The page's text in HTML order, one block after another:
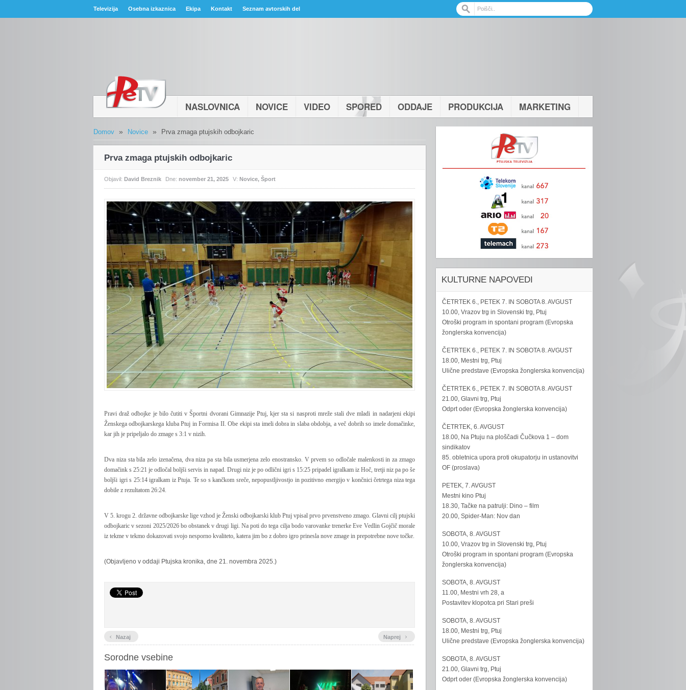
Televizija Osebna izkaznica Ekipa Kontakt Seznam avtorskih del
NASLOVNICA NOVICE VIDEO SPORED ODDAJE PRODUKCIJA MARKETING
Domov » Novice » Prva zmaga ptujskih odbojkaric
Prva zmaga ptujskih odbojkaric
Objavil: David Breznik Dne: november 21, 2025 V: Novice, Šport
Pravi draž odbojke je bilo čutiti v Športni dvorani Gimnazije Ptuj, kjer sta si nasproti mreže stali dve mladi in nadarjeni ekipi
Ženskega odbojkarskega kluba Ptuj in Formisa II. Obe ekipi sta imeli dobra in slaba obdobja, a več dobrihso imele domačinke,
kar jih je pripeljalo do zmage s 3:1 v nizih.
Dva niza sta bila zelo izenačena, dva niza pa sta bila usmerjena zelo enostransko. V prvem so odločale malenkosti in za zmago
domačink s 25:21 je odločal boljši servis in napad. Drugi niz je po odlični igri s 15:25 pripadel igralkam iz Hoč, tretji niz pa po še
boljši igri s 25:14 igralkam iz Ptuja. Te so s kančkom sreče, nepopustljivostjo in pozitivno energijo v končnici četrtega niza tega
dobile z rezultatom 26:24.
V 5. krogu 2. državne odbojkarske lige vzhod je Ženski odbojkarski klub Ptuj vpisal prvo prvenstveno zmago. Glavni cilj ptujski
odbojkaric v sezoni 2025/2026 bo obstanek v drugi ligi. Na poti do tega cilja bodo varovanke trenerke Eve Vedlin Gojčič morale
iz tekme v tekmo dokazovati svojo nesporno kvaliteto, katera jim bo z dobro igro prinesla nove zmage in prepotrebne nove točke.
(Objavljeno v oddaji Ptujska kronika, dne 21. novembra 2025.)
‹ Nazaj Naprej ›
Sorodne vsebine
KULTURNE NAPOVEDI
ČETRTEK 6., PETEK 7. IN SOBOTA 8. AVGUST
10.00, Vrazov trg in Slovenski trg, Ptuj
Otroški program in spontani program (Evropska
žonglerska konvencija)
ČETRTEK 6., PETEK 7. IN SOBOTA 8. AVGUST
18.00, Mestni trg, Ptuj
Ulične predstave (Evropska žonglerska konvencija)
ČETRTEK 6., PETEK 7. IN SOBOTA 8. AVGUST
21.00, Glavni trg, Ptuj
Odprt oder (Evropska žonglerska konvencija)
ČETRTEK, 6. AVGUST
18.00, Na Ptuju na ploščadi Čučkova 1 – dom
sindikatov
85. obletnica upora proti okupatorju in ustanovitvi
OF (proslava)
PETEK, 7. AVGUST
Mestni kino Ptuj
18.30, Tačke na patrulji: Dino – film
20.00, Spider-Man: Nov dan
SOBOTA, 8. AVGUST
10.00, Vrazov trg in Slovenski trg, Ptuj
Otroški program in spontani program (Evropska
žonglerska konvencija)
SOBOTA, 8. AVGUST
11.00, Mestni vrh 28, a
Postavitev klopotca pri Stari preši
SOBOTA, 8. AVGUST
18.00, Mestni trg, Ptuj
Ulične predstave (Evropska žonglerska konvencija)
SOBOTA, 8. AVGUST
21.00, Glavni trg, Ptuj
Odprt oder (Evropska žonglerska konvencija)